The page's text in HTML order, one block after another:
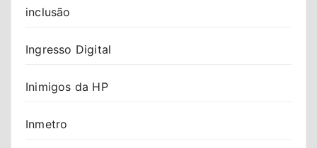
inclusão
Ingresso Digital
Inimigos da HP
Inmetro